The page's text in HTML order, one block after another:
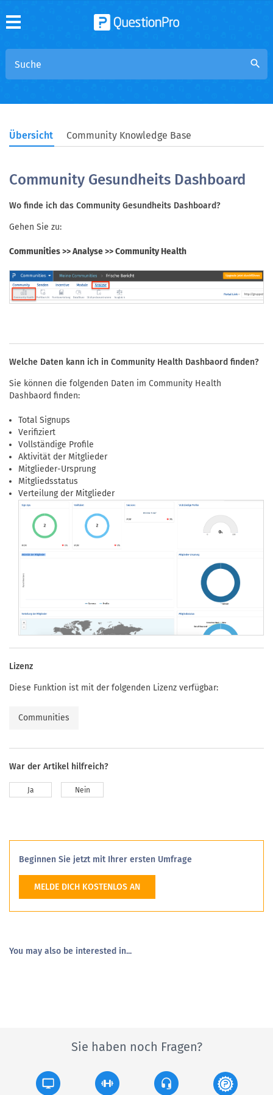
search
Übersicht Community Knowledge Base
Community Gesundheits Dashboard
Wo finde ich das Community Gesundheits Dashboard?
Gehen Sie zu:
Communities >> Analyse >> Community Health
Welche Daten kann ich in Community Health Dashbaord finden?
Sie können die folgenden Daten im Community Health
Dashbaord finden:
Total Signups
Verifiziert
Vollständige Profile
Aktivität der Mitglieder
Mitglieder-Ursprung
Mitgliedsstatus
Verteilung der Mitglieder
Lizenz
Diese Funktion ist mit der folgenden Lizenz verfügbar:
Communities
War der Artikel hilfreich?
Ja Nein
Beginnen Sie jetzt mit Ihrer ersten Umfrage
MELDE DICH KOSTENLOS AN
You may also be interested in...
Sie haben noch Fragen?